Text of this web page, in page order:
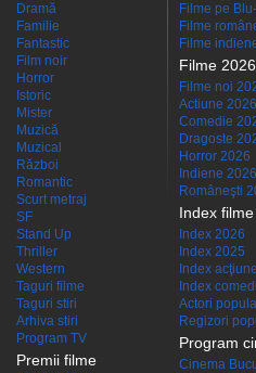
Dramă
Familie
Fantastic
Film noir
Horror
Istoric
Mister
Muzică
Muzical
Război
Romantic
Scurt metraj
SF
Stand Up
Thriller
Western
Taguri filme
Taguri stiri
Arhiva stiri
Program TV
Premii filme
Filme pe
Filme
Filme
Filme 2026
Filme noi
Actiune 2026
Comedie
Dragoste
Horror 2026
Indiene 2026
Româneşti
Index filme
Index 2026
Index 2025
Index acţiune
Index
Actori
Regizori
Program
Cinema